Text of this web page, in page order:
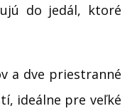
do jedál, ktoré
a dve priestranné
ideálne pre veľké